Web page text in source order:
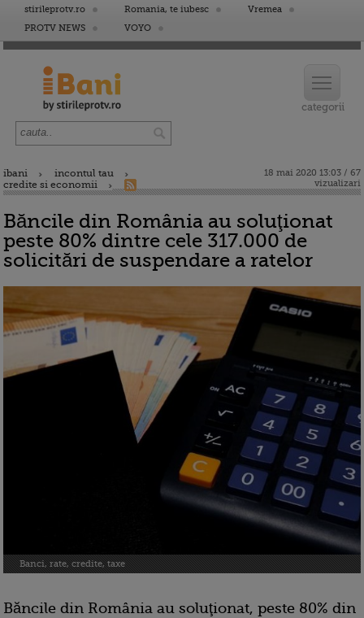
stirileprotv.ro Romania, te iubesc
Vremea
PROTV NEWS
VOYO
ibani
incontul tau
credite si economii
18 mai 2020 13:03 / 67
vizualizari
Băncile din România au soluţionat
peste 80% dintre cele 317.000 de
solicitări de suspendare a ratelor
Banci, rate, credite, taxe
Băncile din România au soluţionat, peste 80% din